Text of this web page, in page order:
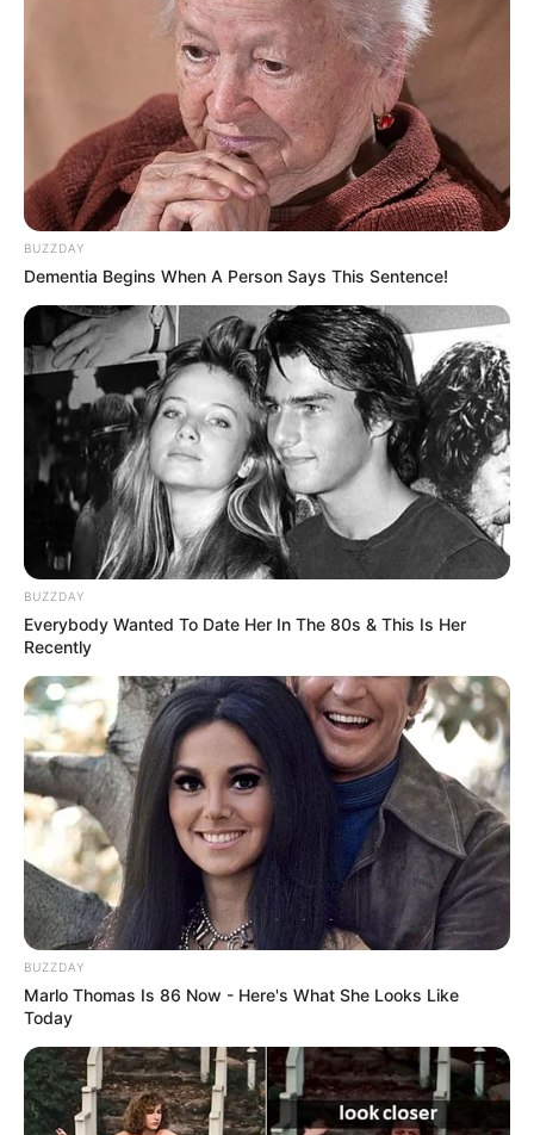
BUZZDAY
Dementia Begins When A Person Says This Sentence!
BUZZDAY
Everybody Wanted To Date Her In The 80s & This Is Her
Recently
BUZZDAY
Marlo Thomas Is 86 Now - Here's What She Looks Like
Today